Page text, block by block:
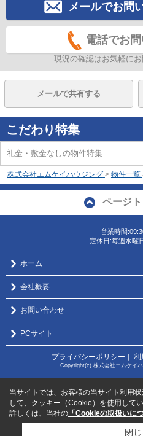
メールでお問
電話でお
現況の確認はお気軽にお
メールで共有する
こだわり特集
礼金・敷金なしの物件特集
株式会社エムケイハウジング > 物件一覧
ページ
営業時間
定休日:毎週水曜
ホーム
会社概要
お問い合わせ
PCサイト
プライバシーポリシー 利
Copyright(c) 株式会社エムケイ
当サイトでは、お客様の当サイト利用
して、クッキー（Cookie）を使用してい
詳しくは、当社の 「Cookieの取扱いに
閉じ